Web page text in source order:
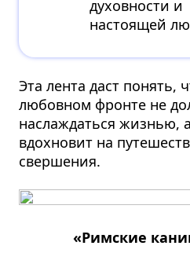
духовности и
настоящей
Эта лента даст понять,
любовном фронте не
наслаждаться жизнью,
вдохновит на
свершения.
«Римские